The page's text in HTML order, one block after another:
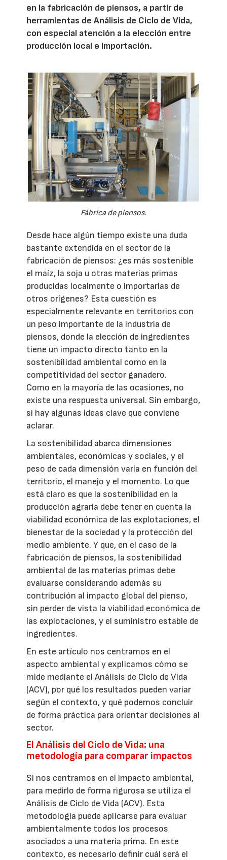
en la fabricación de piensos, a partir de
herramientas de Análisis de Ciclo de Vida,
con especial atención a la elección entre
producción local e importación.
Fábrica de piensos.
Desde hace algún tiempo existe una duda
bastante extendida en el sector de la
fabricación de piensos: ¿es más sostenible
el maíz, la soja u otras materias primas
producidas localmente o importarlas de
otros orígenes? Esta cuestión es
especialmente relevante en territorios con
un peso importante de la industria de
piensos, donde la elección de ingredientes
tiene un impacto directo tanto en la
sostenibilidad ambiental como en la
competitividad del sector ganadero.
Como en la mayoría de las ocasiones, no
existe una respuesta universal. Sin embargo,
sí hay algunas ideas clave que conviene
aclarar.
La sostenibilidad abarca dimensiones
ambientales, económicas y sociales, y el
peso de cada dimensión varía en función del
territorio, el manejo y el momento. Lo que
está claro es que la sostenibilidad en la
producción agraria debe tener en cuenta la
viabilidad económica de las explotaciones, el
bienestar de la sociedad y la protección del
medio ambiente. Y que, en el caso de la
fabricación de piensos, la sostenibilidad
ambiental de las materias primas debe
evaluarse considerando además su
contribución al impacto global del pienso,
sin perder de vista la viabilidad económica de
las explotaciones, y el suministro estable de
ingredientes.
En este artículo nos centramos en el
aspecto ambiental y explicamos cómo se
mide mediante el Análisis de Ciclo de Vida
(ACV), por qué los resultados pueden variar
según el contexto, y qué podemos concluir
de forma práctica para orientar decisiones al
sector.
El Análisis del Ciclo de Vida: una
metodología para comparar impactos
Si nos centramos en el impacto ambiental,
para medirlo de forma rigurosa se utiliza el
Análisis de Ciclo de Vida (ACV). Esta
metodología puede aplicarse para evaluar
ambientalmente todos los procesos
asociados a una materia prima. En este
contexto, es necesario definir cuál será el